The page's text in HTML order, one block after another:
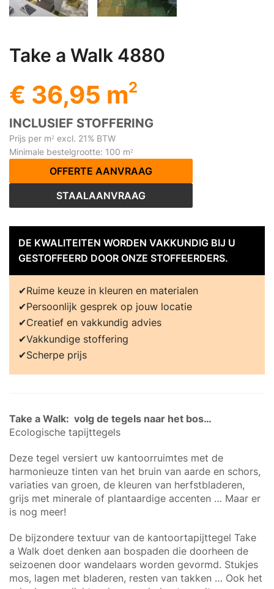
Take a Walk 4880
€ 36,95 m2
INCLUSIEF STOFFERING
Prijs per m2 excl. 21% BTW
Minimale bestelgrootte: 100 m2
OFFERTE AANVRAAG
STAALAANVRAAG
DE KWALITEITEN WORDEN VAKKUNDIG BIJ U
GESTOFFEERD DOOR ONZE STOFFEERDERS.
Ruime keuze in kleuren en materialen
Persoonlijk gesprek op jouw locatie
Creatief en vakkundig advies
Vakkundige stoffering
Scherpe prijs
Take a Walk: volg de tegels naar het bos…
Ecologische tapijttegels
Deze tegel versiert uw kantoorruimtes met de
harmonieuze tinten van het bruin van aarde en schors,
variaties van groen, de kleuren van herfstbladeren,
grijs met minerale of plantaardige accenten … Maar er
is nog meer!
De bijzondere textuur van de kantoortapijttegel Take
a Walk doet denken aan bospaden die doorheen de
seizoenen door wandelaars worden gevormd. Stukjes
mos, lagen met bladeren, resten van takken … Ook het